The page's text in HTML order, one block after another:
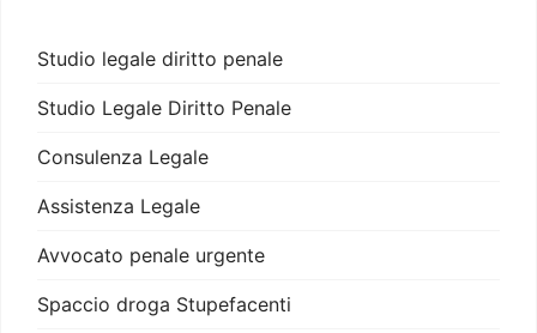
Studio legale diritto penale
Studio Legale Diritto Penale
Consulenza Legale
Assistenza Legale
Avvocato penale urgente
Spaccio droga Stupefacenti